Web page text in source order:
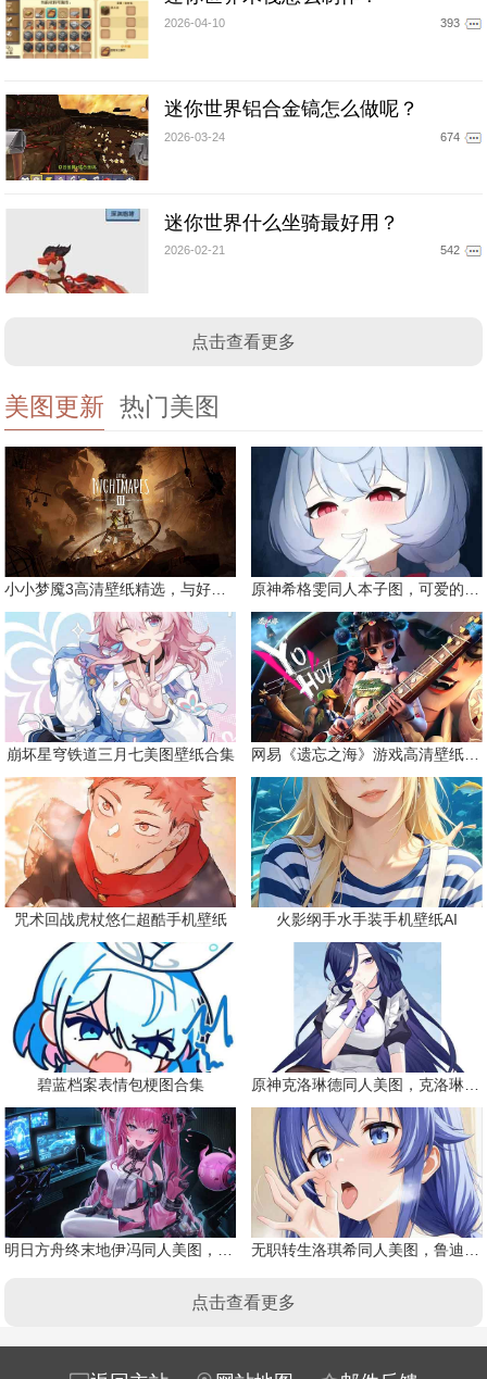
2026-04-10 393
迷你世界铝合金镐怎么做呢？
2026-03-24 674
迷你世界什么坐骑最好用？
2026-02-21 542
点击查看更多
美图更新 热门美图
小小梦魇3高清壁纸精选，与好友一同面对恐惧 原神希格雯同人本子图，可爱的双马尾
崩坏星穹铁道三月七美图壁纸合集 网易《遗忘之海》游戏高清壁纸精选
咒术回战虎杖悠仁超酷手机壁纸 火影纲手水手装手机壁纸AI
碧蓝档案表情包梗图合集 原神克洛琳德同人美图，克洛琳德战败会怎样
明日方舟终末地伊冯同人美图，粉毛恶魔伊冯 无职转生洛琪希同人美图，鲁迪的二老婆
点击查看更多